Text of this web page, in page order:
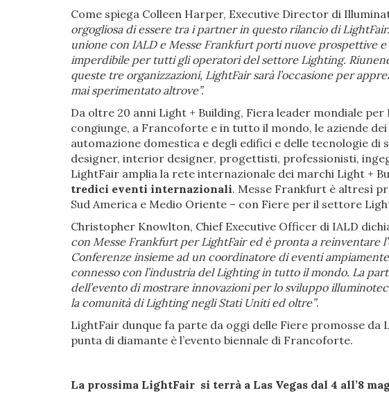
Come spiega Colleen Harper, Executive Director di
orgogliosa di essere tra i partner in questo rilancio di
unione con IALD e Messe Frankfurt porti nuove prospettive
imperdibile per tutti gli operatori del settore Lighting.
queste tre organizzazioni, LightFair sarà l’occasione per
mai sperimentato altrove”.
Da oltre 20 anni Light + Building, Fiera leader mondiale per
congiunge, a Francoforte e in tutto il mondo, le aziende
automazione domestica e degli edifici e delle tecnologie
designer, interior designer, progettisti, professionisti,
LightFair amplia la rete internazionale dei marchi Light +
tredici eventi internazionali. Messe Frankfurt è altresì
Sud America e Medio Oriente – con Fiere per il settore
Christopher Knowlton, Chief Executive Officer di IALD
con Messe Frankfurt per LightFair ed è pronta a reinventare
Conferenze insieme ad un coordinatore di eventi
connesso con l’industria del Lighting in tutto il mondo. La
dell’evento di mostrare innovazioni per lo sviluppo
la comunità di Lighting negli Stati Uniti ed oltre”.
LightFair dunque fa parte da oggi delle Fiere promosse da
punta di diamante è l’evento biennale di Francoforte.
La prossima LightFair si terrà a Las Vegas dal 4 all’8